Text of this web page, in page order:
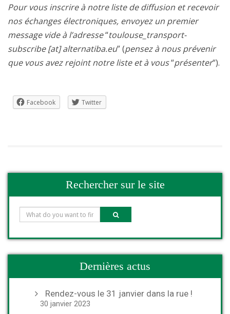
Pour vous inscrire à notre liste de diffusion et recevoir
nos échanges électroniques, envoyez un premier
message vide à l’adresse“toulouse_transport-
subscribe [at] alternatiba.eu” (pensez à nous prévenir
que vous avez rejoint notre liste et à vous“présenter“).
Facebook Twitter
Rechercher sur le site
Dernières actus
Rendez-vous le 31 janvier dans la rue !
30 janvier 2023